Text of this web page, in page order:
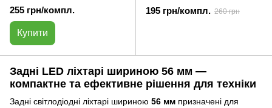
ГЗ-044
255 грн/компл.
Купити
шт.) | ГЗ-049
195 грн/компл. 260 грн
Задні LED ліхтарі шириною 56 мм —
компактне та ефективне рішення для техніки
Задні світлодіодні ліхтарі шириною 56 мм призначені для